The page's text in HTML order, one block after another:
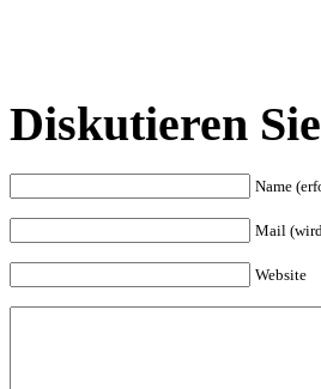
Diskutieren
Name
Mail
Website